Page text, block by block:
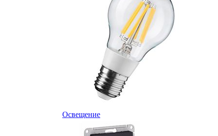
Освещение